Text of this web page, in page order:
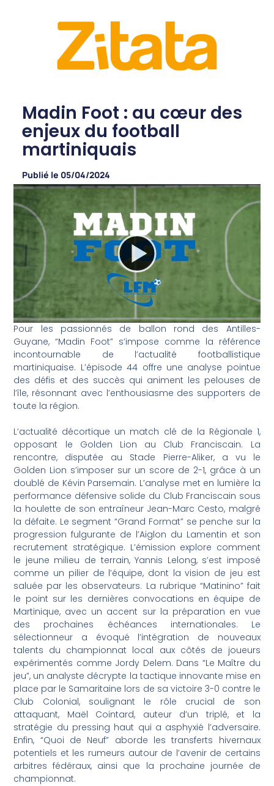
Madin Foot : au cœur des
enjeux du football
martiniquais
Publié le 05/04/2024
Pour les passionnés de ballon rond des Antilles-
Guyane, “Madin Foot” s’impose comme la référence
incontournable de l’actualité footballistique
martiniquaise. L’épisode 44 offre une analyse pointue
des défis et des succès qui animent les pelouses de
l’île, résonnant avec l’enthousiasme des supporters de
toute la région.
L’actualité décortique un match clé de la Régionale 1,
opposant le Golden Lion au Club Franciscain. La
rencontre, disputée au Stade Pierre-Aliker, a vu le
Golden Lion s’imposer sur un score de 2-1, grâce à un
doublé de Kévin Parsemain. L’analyse met en lumière la
performance défensive solide du Club Franciscain sous
la houlette de son entraîneur Jean-Marc Cesto, malgré
la défaite. Le segment “Grand Format” se penche sur la
progression fulgurante de l’Aiglon du Lamentin et son
recrutement stratégique. L’émission explore comment
le jeune milieu de terrain, Yannis Lelong, s’est imposé
comme un pilier de l’équipe, dont la vision de jeu est
saluée par les observateurs. La rubrique “Matinino” fait
le point sur les dernières convocations en équipe de
Martinique, avec un accent sur la préparation en vue
des prochaines échéances internationales. Le
sélectionneur a évoqué l’intégration de nouveaux
talents du championnat local aux côtés de joueurs
expérimentés comme Jordy Delem. Dans “Le Maître du
jeu”, un analyste décrypte la tactique innovante mise en
place par le Samaritaine lors de sa victoire 3-0 contre le
Club Colonial, soulignant le rôle crucial de son
attaquant, Maël Cointard, auteur d’un triplé, et la
stratégie du pressing haut qui a asphyxié l’adversaire.
Enfin, “Quoi de Neuf” aborde les transferts hivernaux
potentiels et les rumeurs autour de l’avenir de certains
arbitres fédéraux, ainsi que la prochaine journée de
championnat.